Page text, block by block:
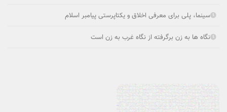
سینما، پلی برای معرفی اخلاق و یکتاپرستی پیامبر اسلام
نگاه ها به زن برگرفته از نگاه غرب به زن است